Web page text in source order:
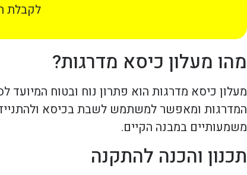
לקבלת
מהו מעלון כיסא מדרגות?
מעלון כיסא מדרגות הוא פתרון נוח ובטוח
המדרגות ומאפשר למשתמש לשבת בכיסא ולהתנייד
משמעותיים במבנה הקיים.
תכנון והכנה להתקנה